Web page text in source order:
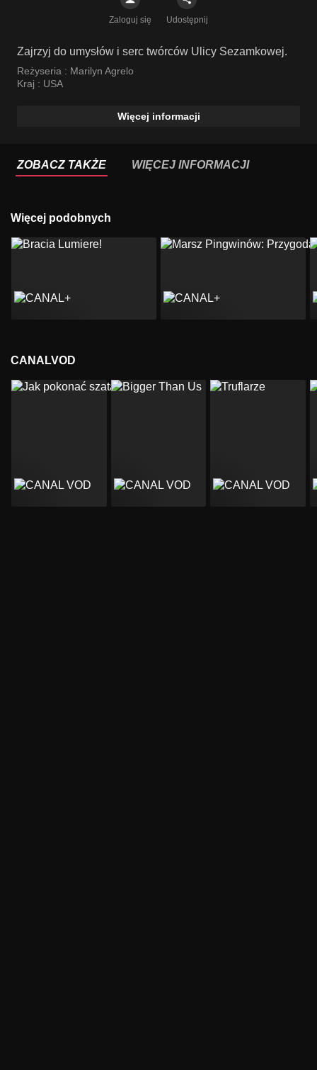
Zaloguj się Udostępnij
Zajrzyj do umysłów i serc twórców Ulicy Sezamkowej.
Reżyseria : Marilyn Agrelo
Kraj : USA
Więcej informacji
ZOBACZ TAKŻE WIĘCEJ INFORMACJI
Więcej podobnych
CANALVOD